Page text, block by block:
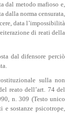
dal metodo mafioso e,
dalla norma censurata,
data l’impossibilità
di reati della
dal difensore perciò
sulla non
reato dell’art. 74 del
n. 309 (Testo unico
sostanze psicotrope,